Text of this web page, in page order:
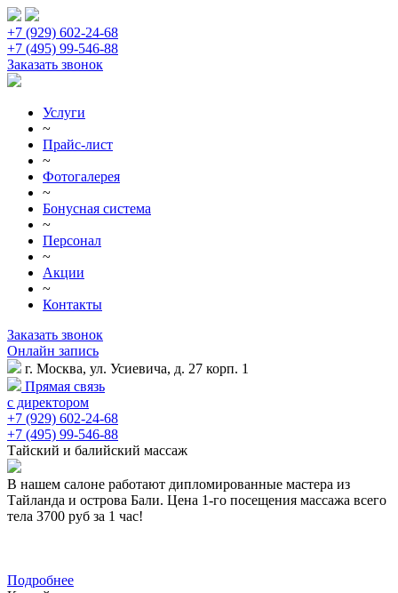
+7 (929) 602-24-68
+7 (495) 99-546-88
Заказать звонок
Услуги
~
Прайс-лист
~
Фотогалерея
~
Бонусная система
~
Персонал
~
Акции
~
Контакты
Заказать звонок
Онлайн запись
г. Москва, ул. Усиевича, д. 27 корп. 1
Прямая связь
с директором
+7 (929) 602-24-68
+7 (495) 99-546-88
Тайский и балийский массаж
В нашем салоне работают дипломированные мастера из
Тайланда и острова Бали. Цена 1-го посещения массажа всего
тела 3700 руб за 1 час!
Подробнее